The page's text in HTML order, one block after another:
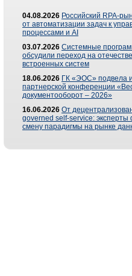
04.08.2026 Российский RPA-
от автоматизации задач к
процессами и AI
03.07.2026 Системные
обсудили переход на
встроенных систем
18.06.2026 ГК «ЭОС» подвела
партнерской конференции
документооборот – 2026»
16.06.2026 От
governed self-service: эксперты
смену парадигмы на рынке